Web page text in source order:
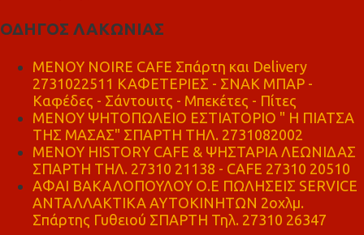
ΟΔΗΓΟΣ ΛΑΚΩΝΙΑΣ
MENOY NOIRE CAFE Σπάρτη και Delivery
2731022511 ΚΑΦΕΤΕΡΙΕΣ - ΣΝΑΚ ΜΠΑΡ -
Καφέδες - Σάντουιτς - Μπεκέτες - Πίτες
ΜΕΝΟΥ ΨΗΤΟΠΩΛΕΙΟ ΕΣΤΙΑΤΟΡΙΟ " Η ΠΙΑΤΣΑ
ΤΗΣ ΜΑΣΑΣ" ΣΠΑΡΤΗ ΤΗΛ. 2731082002
ΜΕΝΟΥ HISTORY CAFE & ΨΗΣΤΑΡΙΑ ΛΕΩΝΙΔΑΣ
ΣΠΑΡΤΗ ΤΗΛ. 27310 21138 - CAFE 27310 20510
ΑΦΑΙ ΒΑΚΑΛΟΠΟΥΛΟΥ Ο.Ε ΠΩΛΗΣΕΙΣ SERVICE
ΑΝΤΑΛΛΑΚΤΙΚΑ ΑΥΤΟΚΙΝΗΤΩΝ 2οχλμ.
Σπάρτης Γυθειού ΣΠΑΡΤΗ Τηλ. 27310 26347